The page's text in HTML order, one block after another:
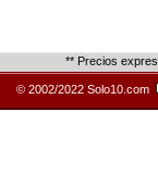
** Precios
© 2002/2022 Solo10.com